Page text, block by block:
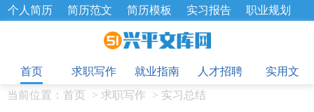
个人简历 简历范文 简历模板 实习报告
职业规划
招聘选拔 绩效考核 企业文化
工作总结
辞职报告
首页
求职写作 就业指南 人才招聘
实用文
当前位置： 首页 > 求职写作 > 实习总结